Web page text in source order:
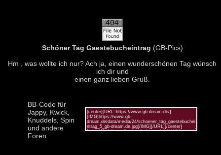
Schöner Tag Gaestebucheintrag (GB-Pics)
Hm , was wollte ich nur? Ach ja, einen wunderschönen Tag wünsch
ich dir und
einen ganz lieben Gruß.
BB-Code für
Jappy, Kwick,
Knuddels, Spin
und andere
Foren